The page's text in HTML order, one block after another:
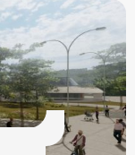
contou ainda
de Fazenda e
Sustentabilidade
vagas
8) na Fundação